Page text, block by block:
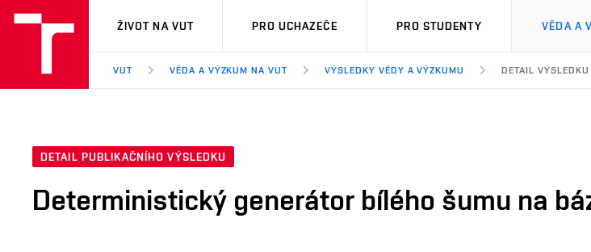
VUT
ŽIVOT NA VUT PRO UCHAZEČE PRO STUDENTY VĚDA A
VUT VĚDA A VÝZKUM NA VUT VÝSLEDKY VĚDY A VÝZKUMU DETAIL VÝSLEDKU
DETAIL PUBLIKAČNÍHO VÝSLEDKU
Deterministický generátor bílého šumu na